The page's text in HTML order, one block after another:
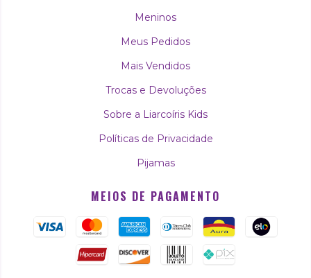
Meninos
Meus Pedidos
Mais Vendidos
Trocas e Devoluções
Sobre a Liarcoíris Kids
Políticas de Privacidade
Pijamas
MEIOS DE PAGAMENTO